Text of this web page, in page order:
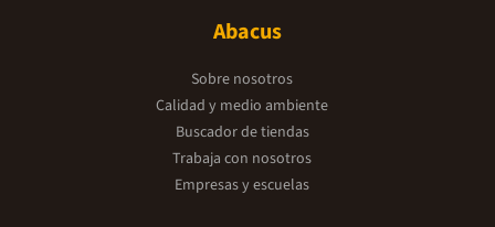
Abacus
Sobre nosotros
Calidad y medio ambiente
Buscador de tiendas
Trabaja con nosotros
Empresas y escuelas